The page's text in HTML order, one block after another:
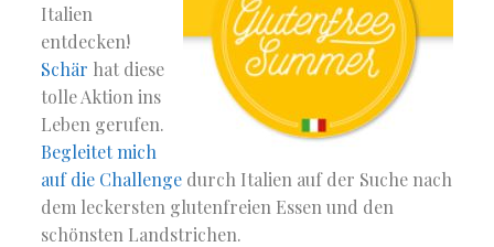
Italien
entdecken!
Schär hat diese
tolle Aktion ins
Leben gerufen.
Begleitet mich
auf die Challenge durch Italien auf der Suche nach
dem leckersten glutenfreien Essen und den
schönsten Landstrichen.